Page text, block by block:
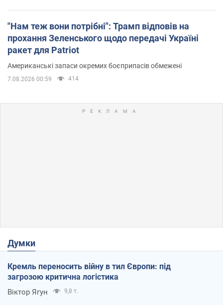
"Нам теж вони потрібні": Трамп відповів на
прохання Зеленського щодо передачі Україні
ракет для Patriot
Американські запаси окремих боєприпасів обмежені
7.08.2026 00:59 414
Думки
Кремль переносить війну в тил Європи: під
загрозою критична логістика
Віктор Ягун 9,8 т.